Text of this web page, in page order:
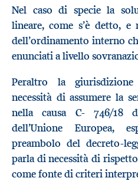
Nel caso di specie la
lineare, come s’è detto, e
dell’ordinamento interno
enunciati a livello
Peraltro la
necessità di assumere la
nella causa C- 746/18
dell’Unione Europea,
preambolo del decreto-
parla di necessità di
come fonte di criteri